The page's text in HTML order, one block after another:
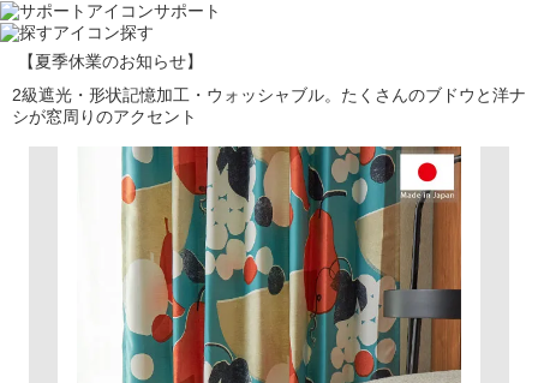
サポート
探す
【夏季休業のお知らせ】
2級遮光・形状記憶加工・ウォッシャブル。たくさんのブドウと洋ナ
シが窓周りのアクセント